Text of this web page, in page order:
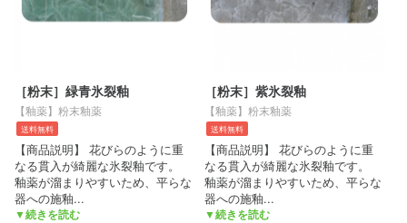
［粉末］緑青氷裂釉
【釉薬】粉末釉薬
送料無料
【商品説明】 花びらのように重
なる貫入が綺麗な氷裂釉です。
釉薬が溜まりやすいため、平らな
器への施釉...
▼続きを読む
［粉末］紫氷裂釉
【釉薬】粉末釉薬
送料無料
【商品説明】 花びらのように重
なる貫入が綺麗な氷裂釉です。
釉薬が溜まりやすいため、平らな
器への施釉...
▼続きを読む